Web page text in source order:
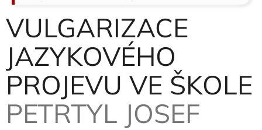
VULGARIZACE
JAZYKOVÉHO
PROJEVU VE ŠKOLE
PETRTYL JOSEF